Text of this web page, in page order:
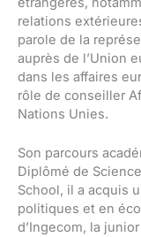
relations
parole de la
auprès de l’Union
dans les affaires
rôle de conseiller
Nations Unies.
Son parcours
Diplômé de
School, il a acquis
politiques et en
d’Ingecom, la